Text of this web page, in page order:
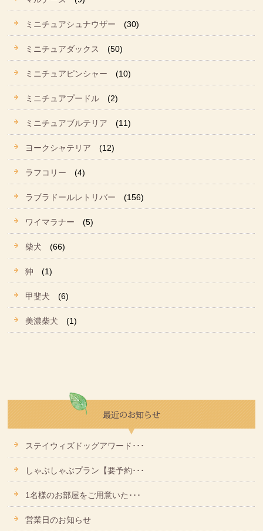
ミニチュアシュナウザー (30)
ミニチュアダックス (50)
ミニチュアピンシャー (10)
ミニチュアプードル (2)
ミニチュアブルテリア (11)
ヨークシャテリア (12)
ラフコリー (4)
ラブラドールレトリバー (156)
ワイマラナー (5)
柴犬 (66)
狆 (1)
甲斐犬 (6)
美濃柴犬 (1)
ステイウィズドッグアワード･･･
しゃぶしゃぶプラン【要予約･･･
1名様のお部屋をご用意いた･･･
営業日のお知らせ